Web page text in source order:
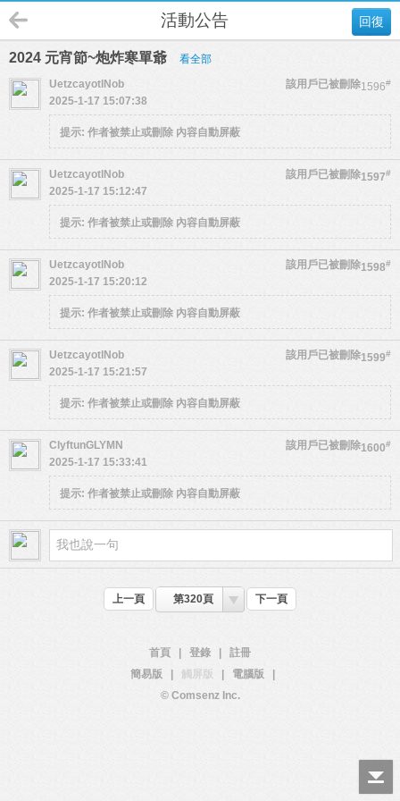
回復
活動公告
2024 元宵節~炮炸寒單爺 看全部
1596#
UetzcayotlNob
該用戶已被刪除
2025-1-17 15:07:38
提示: 作者被禁止或刪除 內容自動屏蔽
1597#
UetzcayotlNob
該用戶已被刪除
2025-1-17 15:12:47
提示: 作者被禁止或刪除 內容自動屏蔽
1598#
UetzcayotlNob
該用戶已被刪除
2025-1-17 15:20:12
提示: 作者被禁止或刪除 內容自動屏蔽
1599#
UetzcayotlNob
該用戶已被刪除
2025-1-17 15:21:57
提示: 作者被禁止或刪除 內容自動屏蔽
1600#
ClyftunGLYMN
該用戶已被刪除
2025-1-17 15:33:41
提示: 作者被禁止或刪除 內容自動屏蔽
上一頁 第320頁 下一頁
首頁 登錄
註冊
簡易版
觸屏版 電腦版
© Comsenz Inc.